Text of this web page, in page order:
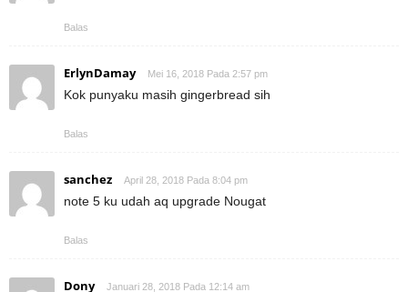
Balas
ErlynDamay Mei 16, 2018 Pada 2:57 pm
Kok punyaku masih gingerbread sih
Balas
sanchez April 28, 2018 Pada 8:04 pm
note 5 ku udah aq upgrade Nougat
Balas
Dony Januari 28, 2018 Pada 12:14 am